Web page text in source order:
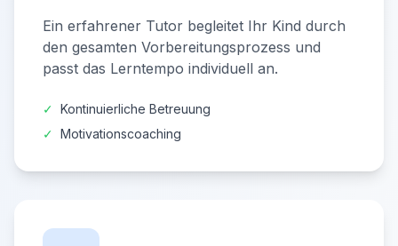
Ein erfahrener Tutor begleitet Ihr Kind durch
den gesamten Vorbereitungsprozess und
passt das Lerntempo individuell an.
✓ Kontinuierliche Betreuung
✓ Motivationscoaching